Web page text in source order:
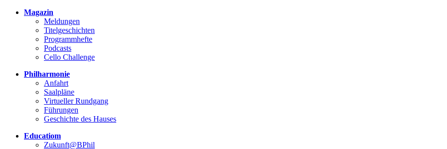
Magazin
Meldungen
Titelgeschichten
Programmhefte
Podcasts
Cello Challenge
Philharmonie
Anfahrt
Saalpläne
Virtueller Rundgang
Führungen
Geschichte des Hauses
Educatiom
Zukunft@BPhil